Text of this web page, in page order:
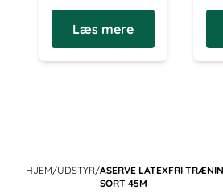
Læs mere
HJEM/UDSTYR/ASERVE LATEXFRI
SORT 45M